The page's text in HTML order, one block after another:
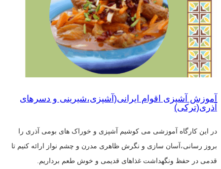
آموزش آشپزی اقوام ایرانی(آشپزی،شیرینی و دسرهای
آذری(ترکی)
در این کارگاه آموزشی می کوشیم آشپزی و خوراک های بومی آذری را
بروز رسانی،آسان سازی و نگرش ظاهری مدرن و چشم نواز ارائه کنیم تا
قدمی در حفظ ونگهداشت غذاهای قدیمی و خوش طعم برداریم.